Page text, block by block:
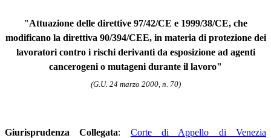
"Attuazione delle direttive 97/42/CE e 1999/38/CE, che
modificano la direttiva 90/394/CEE, in materia di protezione dei
lavoratori contro i rischi derivanti da esposizione ad agenti
cancerogeni o mutageni durante il lavoro"
(G.U. 24 marzo 2000, n. 70)
Giurisprudenza Collegata: Corte di Appello di Venezia